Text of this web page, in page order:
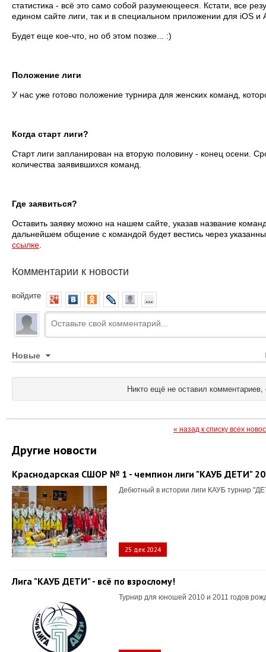
статистика - всё это само собой разумеющееся. Кстати, все
едином сайте лиги, так и в специальном приложении для iOS и
Будет еще кое-что, но об этом позже... :)
Положение лиги
У нас уже готово положение турнира для женских команд,
Когда старт лиги?
Старт лиги запланирован на вторую половину - конец осени.
количества заявившихся команд.
Где заявиться?
Оставить заявку можно на нашем сайте, указав название
дальнейшем общение с командой будет вестись через
ссылке
Комментарии к новости
войдите
Новые
Никто ещё не оставил комментариев,
« назад к списку всех
Другие новости
Краснодарская СШОР № 1 - чемпион лиги "КАУБ ДЕТИ"
Дебютный в истории лиги КАУБ турнир
25 дек 2024
Лига "КАУБ ДЕТИ" - всё по взрослому!
Турнир для юношей 2010 и 2011 годов